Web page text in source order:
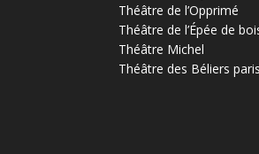
Théâtre de l’Opprimé
Théâtre de l’Épée de
Théâtre Michel
Théâtre des Béliers